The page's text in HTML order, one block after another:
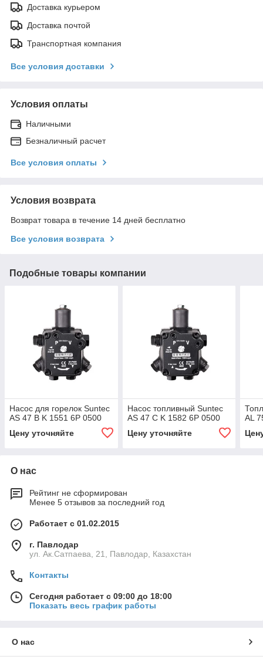
Доставка курьером
Доставка почтой
Транспортная компания
Все условия доставки
Условия оплаты
Наличными
Безналичный расчет
Все условия оплаты
Условия возврата
Возврат товара в течение 14 дней бесплатно
Все условия возврата
Подобные товары компании
Насос для горелок Suntec
AS 47 B K 1551 6P 0500
Цену уточняйте
Насос топливный Suntec
AS 47 C K 1582 6P 0500
Цену уточняйте
AL
О нас
Рейтинг не сформирован
Менее 5 отзывов за последний год
Работает с 01.02.2015
г. Павлодар
ул. Ак.Сатпаева, 21, Павлодар, Казахстан
Контакты
Сегодня работает с 09:00 до 18:00
Показать весь график работы
О нас